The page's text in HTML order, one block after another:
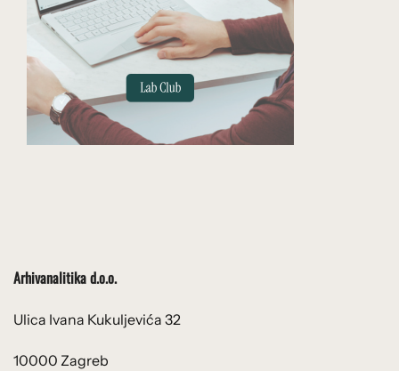
Arhivanalitika d.o.o.
Ulica Ivana Kukuljevića 32
10000 Zagreb